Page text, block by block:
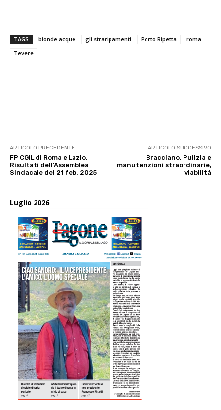
TAGS bionde acque gli straripamenti Porto Ripetta
roma
Tevere
ARTICOLO PRECEDENTE
FP CGIL di Roma e Lazio.
Risultati dell’Assemblea
Sindacale del 21 feb. 2025
ARTICOLO SUCCESSIVO
Bracciano. Pulizia e
manutenzioni straordinarie,
viabilità
Luglio 2026